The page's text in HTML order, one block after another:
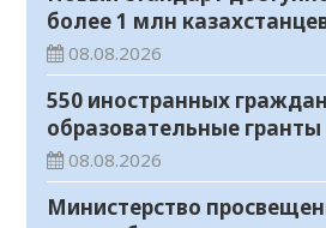
более 1 млн
телемедицинские услуги
08.08.2026
550 иностранных
образовательные гранты
Казахстане
08.08.2026
Министерство